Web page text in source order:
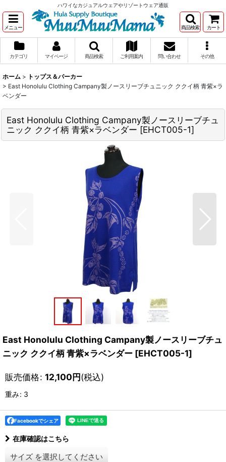
ハワイなカジュアルウェアやリゾートウェア通販
メニュー 商品検索 カート
カテゴリ マイページ 商品検索 ご利用案内 問い合わせ その他
ホーム > トップス＆パーカー
> East Honolulu Clothing Campany製ノースリーブチュニック ククイ柄 青紫×ラ
ベンダー
East Honolulu Clothing Campany製ノースリーブチュ
ニック ククイ柄 青紫×ラベンダー [EHCT005-1]
East Honolulu Clothing Campany製ノースリーブチュ
ニック ククイ柄 青紫×ラベンダー [EHCT005-1]
販売価格: 12,100円(税込)
重み: 3
Facebookでシェア
在庫確認はこちら
サイズ を選択してください